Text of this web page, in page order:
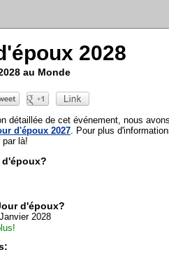
2028
au Monde
détaillée de cet événement, nous
d'époux 2027 . Pour plus
là!
d'époux?
2028